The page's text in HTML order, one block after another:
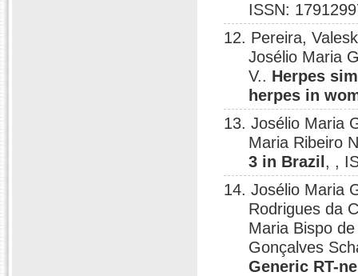
ISSN:
12. Pereira,
Josélio Maria
V.. Herpes
herpes in
13. Josélio Maria
Maria Ribeiro
3 in Brazil , ,
14. Josélio Maria
Rodrigues da
Maria Bispo
Gonçalves
Generic RT-